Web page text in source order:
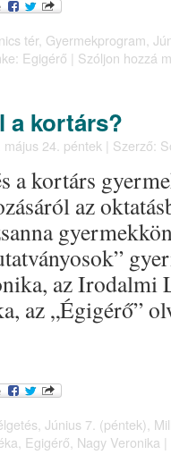
tér, Gyermekprogram,
Egigérő | Szóljon hozzá
a kortárs?
május 24. péntek | Szerző:
a kortárs
az
az Irodalmi
az „Égigérő”
Június 7. (péntek)
Egigérő Nagy Veronika |